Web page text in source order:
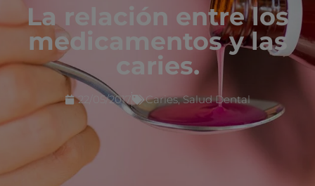
La relación entre los
medicamentos y las
caries.
22/05/2017 Caries,Salud Dental